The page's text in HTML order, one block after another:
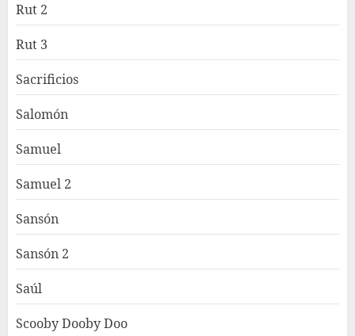
Rut 2
Rut 3
Sacrificios
Salomón
Samuel
Samuel 2
Sansón
Sansón 2
Saúl
Scooby Dooby Doo